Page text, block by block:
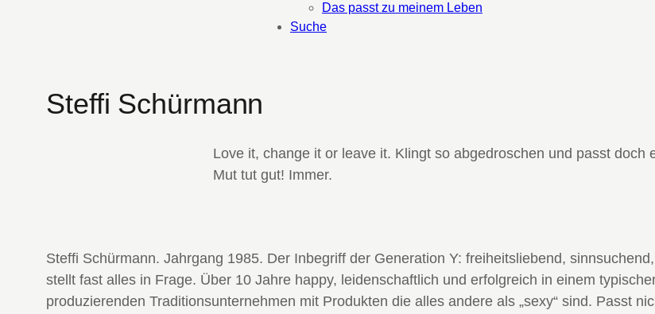
Das passt zu meinem Leben
Suche
Steffi Schürmann
Love it, change it or leave it. Klingt so abgedroschen und passt doch
Mut tut gut! Immer.
Steffi Schürmann. Jahrgang 1985. Der Inbegriff der Generation Y: freiheitsliebend,
stellt fast alles in Frage. Über 10 Jahre happy, leidenschaftlich und erfolgreich in einem
produzierenden Traditionsunternehmen mit Produkten die alles andere als „sexy“ sind. Passt